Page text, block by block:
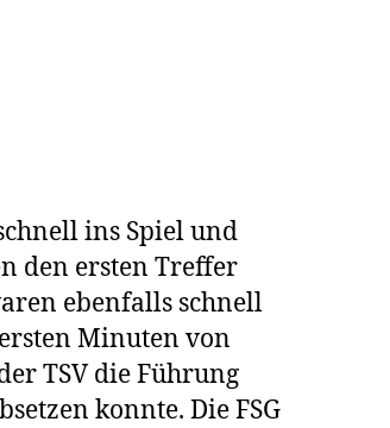
ins Spiel und
den ersten Treffer
ebenfalls schnell
Minuten von
TSV die Führung
konnte. Die FSG